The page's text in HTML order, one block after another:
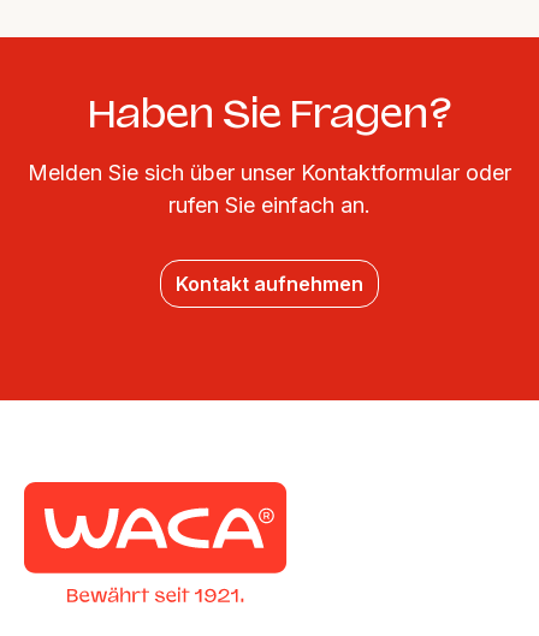
Haben Sie Fragen?
Melden Sie sich über unser Kontaktformular oder
rufen Sie einfach an.
Kontakt aufnehmen